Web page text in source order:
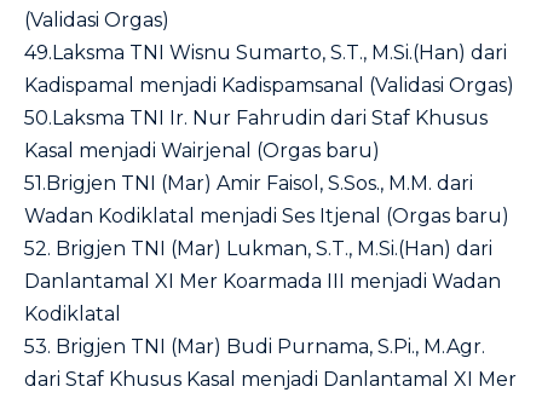
(Validasi Orgas)
49.Laksma TNI Wisnu Sumarto, S.T., M.Si.(Han) dari
Kadispamal menjadi Kadispamsanal (Validasi Orgas)
50.Laksma TNI Ir. Nur Fahrudin dari Staf Khusus
Kasal menjadi Wairjenal (Orgas baru)
51.Brigjen TNI (Mar) Amir Faisol, S.Sos., M.M. dari
Wadan Kodiklatal menjadi Ses Itjenal (Orgas baru)
52. Brigjen TNI (Mar) Lukman, S.T., M.Si.(Han) dari
Danlantamal XI Mer Koarmada III menjadi Wadan
Kodiklatal
53. Brigjen TNI (Mar) Budi Purnama, S.Pi., M.Agr.
dari Staf Khusus Kasal menjadi Danlantamal XI Mer